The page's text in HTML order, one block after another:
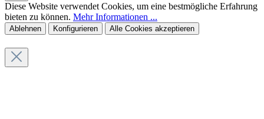
Diese Website verwendet Cookies, um eine bestmögliche Erfahrung
bieten zu können. Mehr Informationen ...
Ablehnen Konfigurieren Alle Cookies akzeptieren